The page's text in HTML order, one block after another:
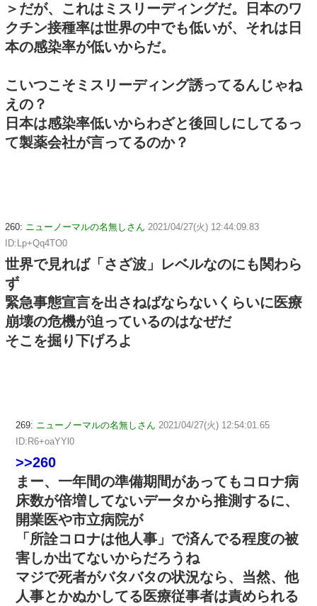
＞だが、これはミスリーディングだ。日本のワ
クチン接種率は世界の中でも低いが、それは日
本の感染率が低いからだ。
こいつこそミスリーディング誘ってるんじゃね
えの？
日本は感染率低いからわざと後回しにしてるっ
て製薬会社が言ってるのか？
260: ニューノーマルの名無しさん 2021/04/27(火) 12:44:09.83
ID:Lp+Qq4TO0
世界で見れば「さざ波」レベルなのにも関わら
ず
緊急事態宣言を出さねばならないくらいに医療
崩壊の危機が迫っているのはなぜだ
そこを掘り下げろよ
269: ニューノーマルの名無しさん 2021/04/27(火) 12:54:01.65
ID:R6+oaYYl0
>>260
まー、一年間の準備期間があってもコロナ病
床数が倍増してないデータから推測するに、
開業医や市立病院が
「所詮コロナは他人事」で済んでる程度の被
害しか出てないからだろうね
マジで死者がバタバタの状況なら、当然、他
人事とかぬかしてる医療従事者は責められる